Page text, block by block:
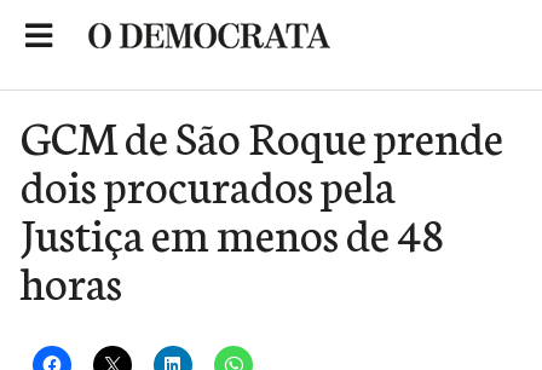
GCM de São Roque prende
dois procurados pela
Justiça em menos de 48
horas